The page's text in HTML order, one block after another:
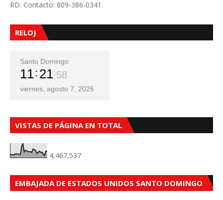
RD. Contacto: 809-386-0341.
RELOJ
Santo Domingo
11 22 00
viernes, agosto 7, 2026
VISTAS DE PÁGINA EN TOTAL
4,467,537
EMBAJADA DE ESTADOS UNIDOS SANTO DOMINGO